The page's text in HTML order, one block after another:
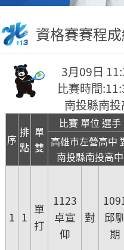
資格賽賽程
3月09日
比賽時間
南投縣南
序
排
點
單
雙
比賽 單位 選手
高雄市左營高中
南投縣南投高中
1 1
單
打
1123
卓宣
仰
對
邱
期